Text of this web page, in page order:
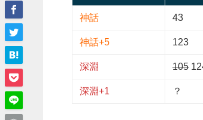
神話 43
神話+5 123
深淵 105
深淵+1 ？